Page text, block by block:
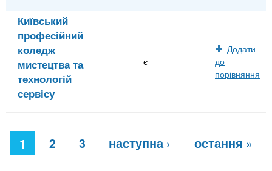
Київський
професійний
коледж
мистецтва та
технологій
сервісу
є
Додати
до
порівняння
С
о
1 2 3 наступна › остання »